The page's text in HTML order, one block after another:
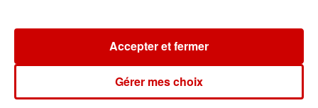
Aménager un school bus au
Canada et accueillir les bleus à
Boston,...
Gérer mes choix
Accepter et fermer